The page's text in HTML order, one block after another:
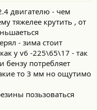
двигателю - чем
тяжелее крутить , от
- зима стоит
у v6 -225\65\17 - так
бензу потребляет
то 3 мм но ощутимо
позьзоваться